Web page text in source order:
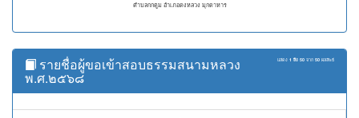
ตำบลกกตูม อำเภอดงหลวง มุกดาหาร
แสดง 1 ถึง 50 จาก 50 ผลลัพธ์
รายชื่อผู้ขอเข้าสอบธรรมสนามหลวง
พ.ศ.๒๕๖๘